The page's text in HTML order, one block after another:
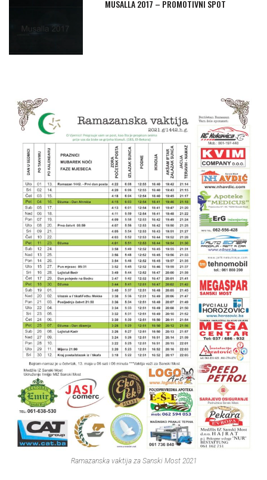
MUSALLA 2017 – PROMOTIVNI SPOT
Ramazanska vaktija za Sanski Most 2021